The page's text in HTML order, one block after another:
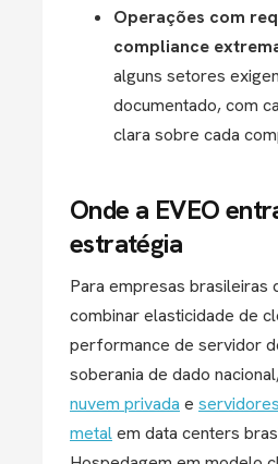
Operações com
compliance
alguns setores
documentado, com
clara sobre cada
Onde a EVEO
estratégia
Para empresas brasileiras
combinar elasticidade de
performance de servidor
soberania de dado
nuvem privada e
metalem data centers